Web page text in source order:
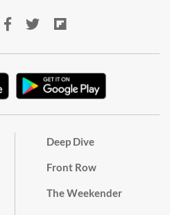
Deep Dive
Front Row
The Weekender